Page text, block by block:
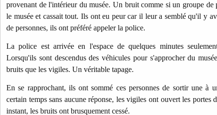
provenant de l'intérieur du musée. Un bruit comme si un groupe de
le musée et cassait tout. Ils ont eu peur car il leur a semblé qu'il y
de personnes, ils ont préféré appeler la police.
La police est arrivée en l'espace de quelques minutes
Lorsqu'ils sont descendus des véhicules pour s'approcher du
bruits que les vigiles. Un véritable tapage.
En se rapprochant, ils ont sommé ces personnes de sortir une à
certain temps sans aucune réponse, les vigiles ont ouvert les portes
instant, les bruits ont brusquement cessé.